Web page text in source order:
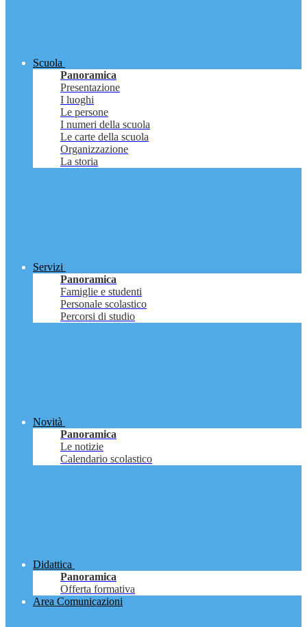
Scuola
Panoramica
Presentazione
I luoghi
Le persone
I numeri della scuola
Le carte della scuola
Organizzazione
La storia
Servizi
Panoramica
Famiglie e studenti
Personale scolastico
Percorsi di studio
Novità
Panoramica
Le notizie
Calendario scolastico
Didattica
Panoramica
Offerta formativa
Area Comunicazioni